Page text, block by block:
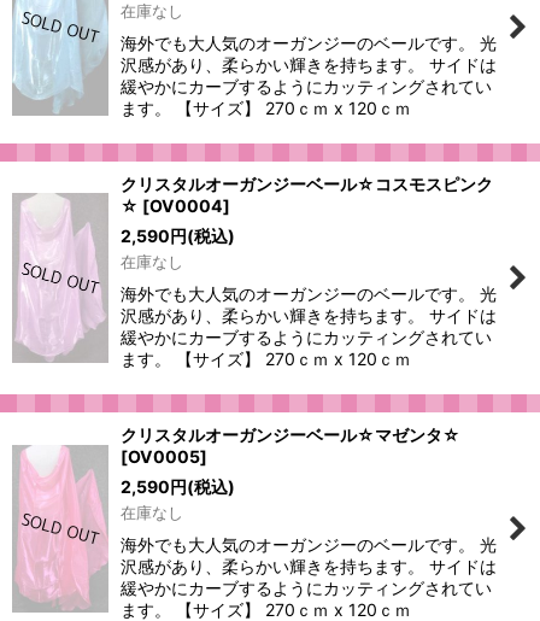
在庫なし
海外でも大人気のオーガンジーのベールです。 光
沢感があり、柔らかい輝きを持ちます。 サイドは
緩やかにカーブするようにカッティングされてい
ます。 【サイズ】 270ｃｍ x 120ｃｍ
クリスタルオーガンジーベール☆コスモスピンク
☆ [OV0004]
2,590円(税込)
在庫なし
海外でも大人気のオーガンジーのベールです。 光
沢感があり、柔らかい輝きを持ちます。 サイドは
緩やかにカーブするようにカッティングされてい
ます。 【サイズ】 270ｃｍ x 120ｃｍ
クリスタルオーガンジーベール☆マゼンタ☆
[OV0005]
2,590円(税込)
在庫なし
海外でも大人気のオーガンジーのベールです。 光
沢感があり、柔らかい輝きを持ちます。 サイドは
緩やかにカーブするようにカッティングされてい
ます。 【サイズ】 270ｃｍ x 120ｃｍ